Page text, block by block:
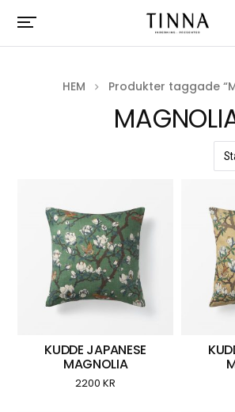
HEM Produkter taggade
KUDDE JAPANESE
MAGNOLIA
2200KR